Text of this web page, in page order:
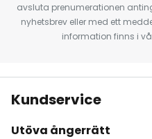
avsluta prenumerationen
nyhetsbrev eller med ett
information finns i
Kundservice
Utöva ångerrätt